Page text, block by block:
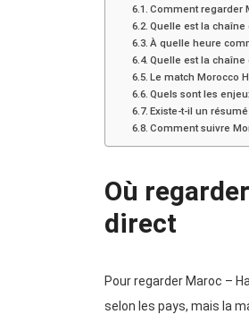
Comment regarder
Quelle est la
À quelle heure
Quelle est la
Le match Morocco
Quels sont les
Existe-t-il un
Comment suivre
Où
direct
Pour regarder Maroc –
selon les pays, mais la